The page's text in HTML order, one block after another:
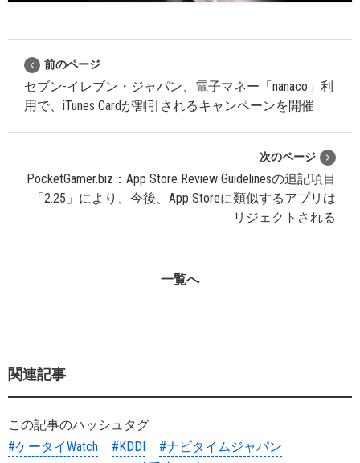
前のページ
セブン-イレブン・ジャパン、電子マネー「nanaco」利
用で、iTunes Cardが割引されるキャンペーンを開催
次のページ
PocketGamer.biz：App Store Review Guidelinesの追記項目
「2.25」により、今後、App Storeに類似するアプリは
リジェクトされる
一覧へ
関連記事
この記事のハッシュタグ
#ケータイWatch
#KDDI
#ナビタイムジャパン